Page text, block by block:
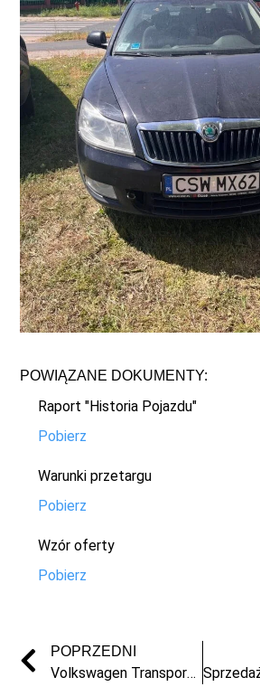
POWIĄZANE DOKUMENTY:
Raport "Historia Pojazdu"
Pobierz
Warunki przetargu
Pobierz
Wzór oferty
Pobierz
POPRZEDNI
Volkswagen Transporter na sprzedaż – syndyk | licytacja Toruń | masa upadłości